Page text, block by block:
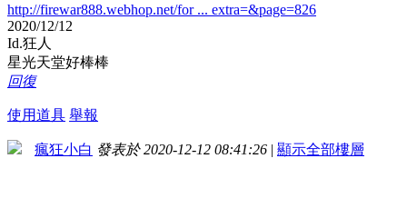
http://firewar888.webhop.net/for ... extra=&page=826
2020/12/12
Id.狂人
星光天堂好棒棒
回復
使用道具 舉報
瘋狂小白 發表於 2020-12-12 08:41:26 | 顯示全部樓層